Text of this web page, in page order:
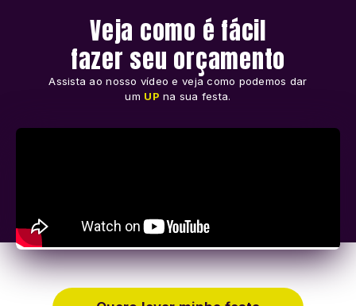
Veja como é fácil
fazer seu orçamento
Assista ao nosso vídeo e veja como podemos dar
um UP na sua festa.